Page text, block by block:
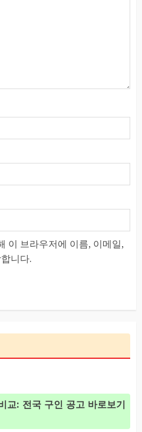
이 브라우저에 이름, 이메일,
니다.
교: 전국 구인 공고 바로보기